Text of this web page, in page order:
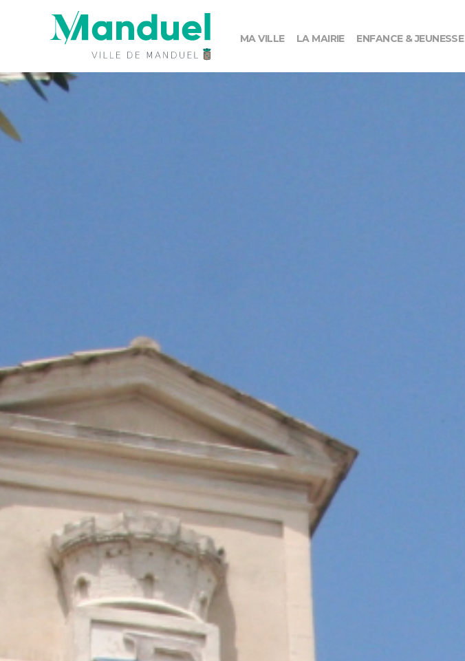
MA VILLE LA MAIRIE ENFANCE & JEUNESSE